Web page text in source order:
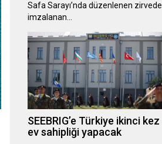
Safa Sarayı’nda düzenlenen zirvede
imzalanan…
SEEBRIG’e Türkiye ikinci kez
ev sahipliği yapacak